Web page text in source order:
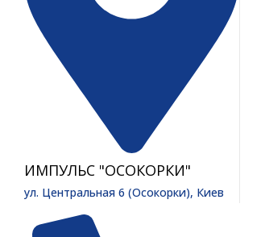
ИМПУЛЬС "ОСОКОРКИ"
ул. Центральная 6 (Осокорки), Киев